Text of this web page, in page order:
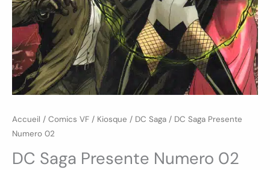
Accueil / Comics VF / Kiosque / DC Saga / DC Saga Presente
Numero 02
DC Saga Presente Numero 02